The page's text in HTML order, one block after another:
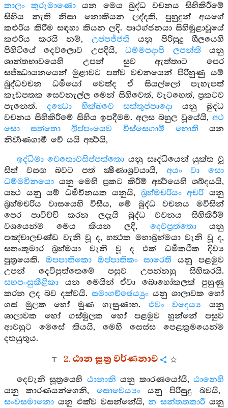
කාලං කුරුමාණො යන මෙය බුද්ධ වචනය සිහිකිරීමේ
සිහිය නැති නිසා නොකියන ලද්දකි, පුහුදුන් අයගේ
කළුරිය කිරීම සඳහා කියන ලදි. පෘථග්ජනයා සිහිමුළාවූයේ
කළුරිය කරයි නම්, උප්පජ්ජති යනු පිරිසුදු ශීලයෙහි
පිහිටියේ දෙව්ලොව උපදියි,ධම්මපදාපි ලපන්ති යනු
ශාන්තභාවයෙහි උපන් සුව ඇත්තාට පෙර
සජ්ඣායනයෙන් මුළාවට පත්ව වචනයෙන් පිරිහුණු යම්
බුද්ධවචන ධර්‍මයෝ වෙත්ද ඒ සියල්ලෝ පැහැපත්
කැඩපතක සෙවනැල්ල මෙන් සිහිවෙත්, වැටහෙත්, ප්‍රකටව
පැනෙත්. දන්‍ධො භික්ඛවෙ සත්තුප්පාදො යනු බුද්ධ
වචනය සිහිකිරීමේ සිහිය ඉපදීමම. අලස බහුල වූයේයි, අථ
සො සත්තො ඛිප්පංයෙව විස්සෙගාමී හොති යන
නිර්‍වාණගාමී වේ යයි අර්‍ත්‍ථයි,
ඉද්ධිමා චෙතොවසිප්පත්තො යනු සෘද්ධියෙන් යුක්ත වූ
සිත් වසඟ බවට පත් ක්‍ෂීණාශ්‍රවයායි, අයං වා සො
ධම්මවිනයො යනු මෙහි ප්‍රකට කිරීම් අර්‍ත්‍ථයෙහි ශබ්දයයි,
යත්‍ථ යනු යම් ධර්‍මවිනයක යනුයි, බ්‍රහ්මචරියං අචරියනු
බ්‍රහ්මචරිය වාසයෙහි විසීය, මේ බුද්ධ වචනය මවිසින්
පෙර පාවිච්චි කරන ලදැයි බුද්ධ වචනය සිහිකිරීම්
වශයෙන්ම මෙය කියන ලදි, දෙවප්‍රත්තොයනු
පඤ්චාලචණ්ඩ වැනි වූ ද, හත්‍ථක මහාබ්‍රහ්මයා වැනි වූ ද,
සතංකුමාර බ්‍රහ්මයා වැනි වූ ද එක් ධර්‍මකථික දිව්‍ය
පුත්‍රයෙකි. ඔපපාතිකො ඔප්පාතිකං සාරෙති යනු පළමුව
උපන් දෙවිපුත්තෙමේ පසුව උපන්නහු සිහිකරයි.
සහපංසුකීළිකා යන මෙයින් ඒවා බොහෝකලක් පුහුණු
කරන ලද බව දක්වයි. සමාගච්ඡෙය්‍යුං යනු ශාලාවක හෝ
ගස් මුලක හෝ මුණ ගැසුණාහ. එවං වදෙය්‍ය යනු
ශාලාවක හෝ ගස්මුලක හෝ පළමුව හුන්නේ පසුව
ආවහුට මෙසේ කියයි, මෙහි සෙස්ස පෙළක්‍රමයෙන්ම
දතයුතුය.
2. ඨාන සූත්‍ර වර්ණනාව
දෙවැනි සූත්‍රයෙහි ඨානානි යනු කාරණයෝයි,ඨානෙහි
යනු කාරණයන්ගෙනි, සොවෙය්‍යංයනු පිරිසුදු බවයි,
සංවසමානො යනු එක්ව වසන්නේයි,න සන්තතකාරීයනු